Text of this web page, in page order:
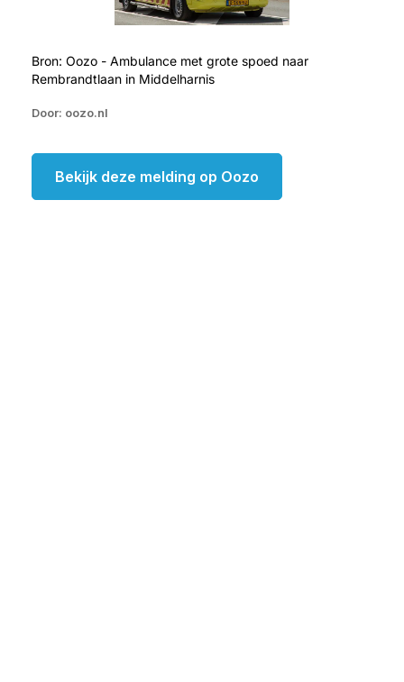
Bron: Oozo - Ambulance met grote spoed naar
Rembrandtlaan in Middelharnis
Door: oozo.nl
Bekijk deze melding op Oozo